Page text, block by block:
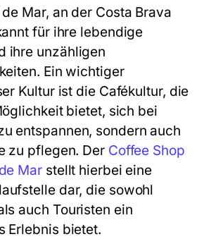
Mar, an der Costa Brava
für ihre lebendige
ihre unzähligen
Ein wichtiger
Kultur ist die Cafékultur, die
bietet, sich bei
entspannen, sondern auch
zu pflegen. Der Coffee Shop
Mar stellt hierbei eine
dar, die sowohl
auch Touristen ein
Erlebnis bietet.